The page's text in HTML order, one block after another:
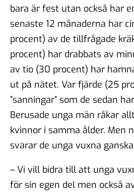
bara är fest utan också har
senaste 12 månaderna har
procent) av de tillfrågade
procent) har drabbats av
av tio (30 procent) har
ut på nätet. Var fjärde (25
”sanningar” som de sedan
Berusade unga män råkar
kvinnor i samma ålder. Men
svarar de unga vuxna
– Vi vill bidra till att unga
för sin egen del men också